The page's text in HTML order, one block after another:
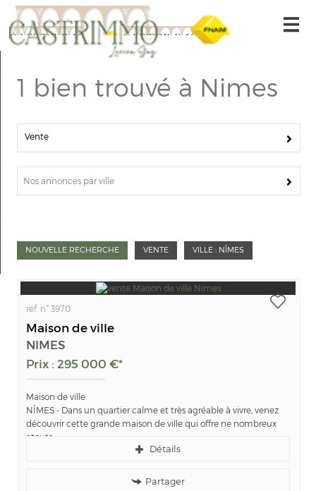
Nos offres
Nous contacter
Ma sélection 0
1 bien trouvé à Nimes
Vente
Nos annonces par ville
NOUVELLE RECHERCHE VENTE VILLE : NÎMES
ref. n° 3970
Maison de ville
NIMES
Prix : 295 000 €*
Maison de ville
NÎMES - Dans un quartier calme et très agréable à vivre, venez
découvrir cette grande maison de ville qui offre ne nombreux
atouts.
Détails
Partager